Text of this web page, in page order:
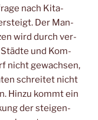
nach Kita-
Der Man­
wird durch ver­
und Kom­
nicht gewach­sen,
schrei­tet nicht
Hin­zu kommt ein
der stei­gen­